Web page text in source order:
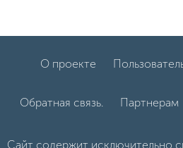
О проекте
Обратная связь. Партнерам
Сайт содержит исключительно